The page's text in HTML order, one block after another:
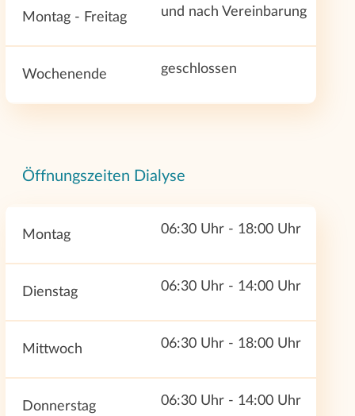
Montag - Freitag und nach Vereinbarung
Wochenende geschlossen
Öffnungszeiten Dialyse
Montag 06:30 Uhr - 18:00 Uhr
Dienstag 06:30 Uhr - 14:00 Uhr
Mittwoch 06:30 Uhr - 18:00 Uhr
Donnerstag 06:30 Uhr - 14:00 Uhr